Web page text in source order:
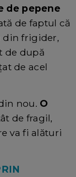
de pepene
de faptul că
din frigider,
de după
de acel
nou. O
de fragil,
va fi alături